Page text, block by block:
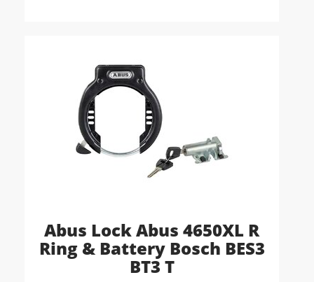
Abus Lock Abus 4650XL R
Ring & Battery Bosch BES3
BT3 T